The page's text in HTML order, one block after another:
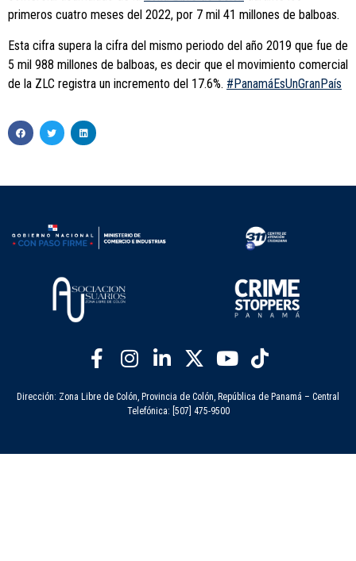
primeros cuatro meses del 2022, por 7 mil 41 millones de balboas.
Esta cifra supera la cifra del mismo periodo del año 2019 que fue de
5 mil 988 millones de balboas, es decir que el movimiento comercial
de la ZLC registra un incremento del 17.6%. #PanamáEsUnGranPaís
Dirección: Zona Libre de Colón, Provincia de Colón, República de Panamá – Central
Telefónica: [507] 475-9500